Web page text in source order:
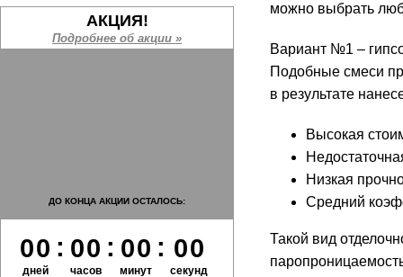
АКЦИЯ!
Подробнее об акции »
ДО КОНЦА АКЦИИ ОСТАЛОСЬ:
00
дней
: 00
часов
: 00
минут
: 00
секунд
можно выбрать
Вариант №1 –
Подобные смеси
в результате
Высокая
Низкая
Средний
Такой вид